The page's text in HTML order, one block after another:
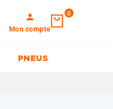
person
Mon compte
0
PNEUS